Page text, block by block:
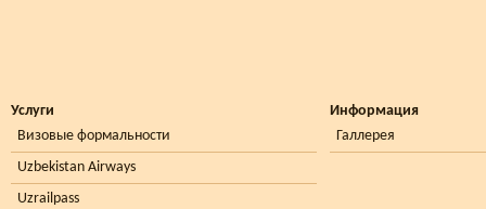
Услуги
Визовые формальности
Uzbekistan Airways
Uzrailpass
Информация
Галлерея